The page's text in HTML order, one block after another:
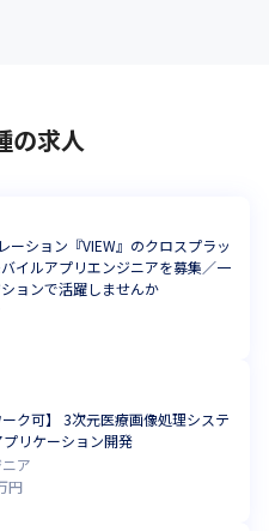
の求人
ーション『VIEW』のクロスプラッ
イルアプリエンジニアを募集／一
ョンで活躍しませんか
ーク可】 3次元医療画像処理システ
リケーション開発
ア
円